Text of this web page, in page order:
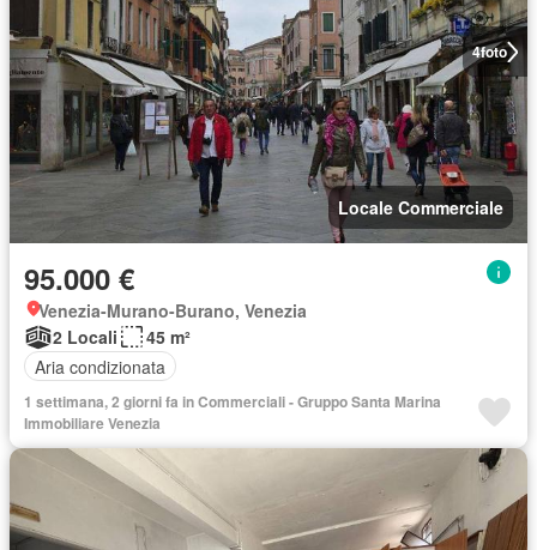
4foto
Locale Commerciale
95.000 €
Venezia-Murano-Burano, Venezia
2 Locali
45 m²
Aria condizionata
1 settimana, 2 giorni fa in Commerciali - Gruppo Santa Marina
Immobiliare Venezia